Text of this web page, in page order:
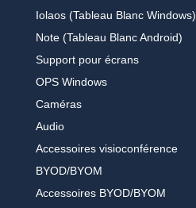
Iolaos (Tableau Blanc Windows)
Note (Tableau Blanc Android)
Support pour écrans
OPS Windows
Caméras
Audio
Accessoires visioconférence
BYOD/BYOM
Accessoires BYOD/BYOM